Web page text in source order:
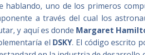
hablando, uno de los primeros
a través del cual los
y aquí es donde Margaret
el DSKY. El código escrito